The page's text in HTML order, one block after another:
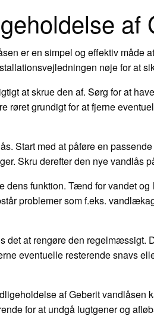
af
er en simpel og effektiv måde
nøje for at
at skrue den af. Sørg for at
røret grundigt for at fjerne
Start med at påføre en
Skru derefter den nye vandlås
dens funktion. Tænd for vandet
problemer som f.eks.
det at rengøre den regelmæssigt.
eventuelle resterende snavs
af Geberit vandlåsen
for at undgå lugtgener og